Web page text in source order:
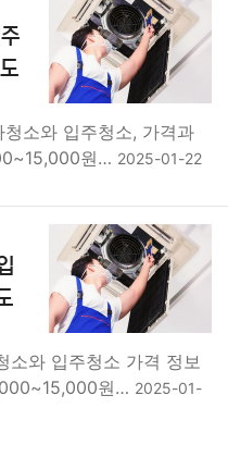
소와 입주청소, 가격과
원… 2025-01-22
소와 입주청소 가격 정보
원… 2025-01-